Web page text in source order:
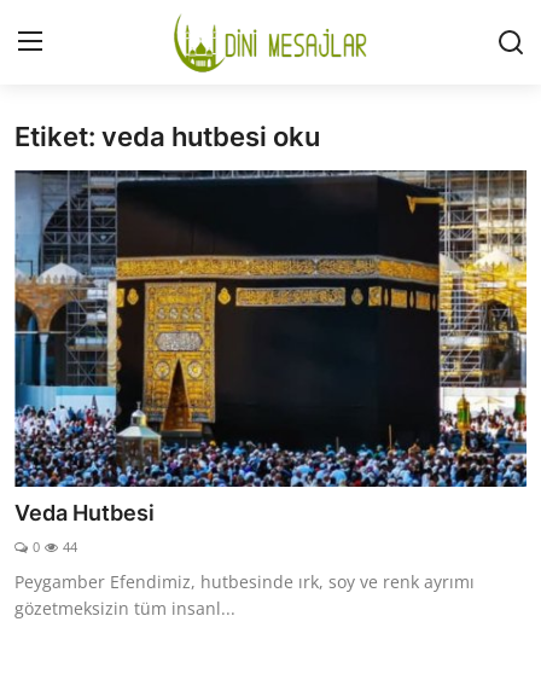
Giriş Kayıt Ol
İLETİŞİM
GÜNDEM
HAKKIMIZDA
DESTEKLİYORUM
SURELER
NAMAZ
DUALAR
KİMDİR?
Etiket: veda hutbesi oku
Veda Hutbesi
0 44
Peygamber Efendimiz, hutbesinde ırk, soy ve renk ayrımı
gözetmeksizin tüm insanl...